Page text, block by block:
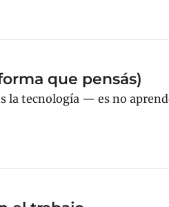
que pensás)
la tecnología — es no